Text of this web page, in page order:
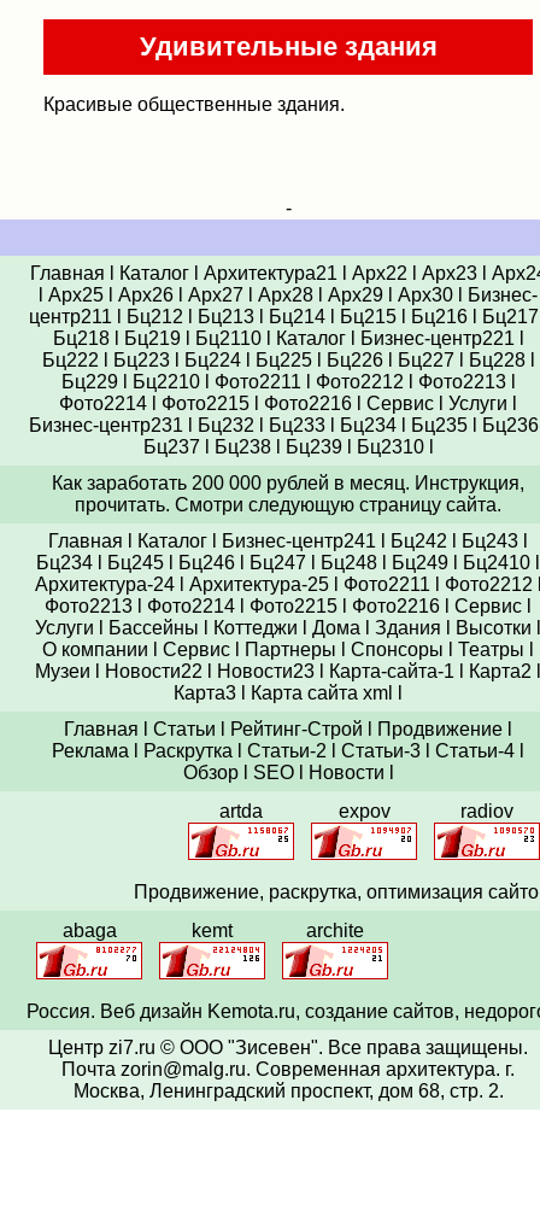
Удивительные здания
Красивые общественные здания.
-
Главная Каталогl Архитектура21 Арх22 Арх23l
Арх25 Арх26 Арх27 Арх28 Арх29 Арх30
Бизнес-
центр211
Бц212 Бц213l Бц214l Бц215l Бц216l Бц217
Бц218l Бц219l Бц2110l Каталогl Бизнес-центр221
Бц222
Бц223l Бц224l Бц225l Бц226l Бц227 Бц228l
Бц229l Бц2210l Фото2211 Фото2212 Фото2213l
Фото2214
Фото2215 Фото2216 Сервис Услуги
Бизнес-центр231
Бц232 Бц233l Бц234l Бц235l Бц236
Бц237
Бц238l Бц239l Бц2310l
Как заработать 200 000 рублей в месяц. Инструкция,
прочитать. Смотри следующую страницу сайта.
Главная
Каталог Бизнес-центр241 Бц242 Бц243
Бц234
Бц245 Бц246 Бц247 Бц248 Бц249 Бц2410
Архитектура-24l Архитектура-25l Фото2211 Фото2212
Фото2213
Фото2214 Фото2215 Фото2216 Сервис
Услуги
Бассейны Коттеджи Дома Здания Высотки
О компании
Сервис Партнеры Спонсоры Театры
Музеи
Новости22 Новости23 Карта-сайта-1 Карта2
Карта3
Карта сайта xml
Главная
Статьи Рейтинг-Строй Продвижение
Реклама
Раскрутка Статьи-2 Статьи-3 Статьи-4
Обзорl SEOl Новости
artda
expov radiov
Продвижение, раскрутка, оптимизация
abaga
kemt archite
Россия. Веб дизайн Kemota.ru, создание сайтов,
Центр zi7.ru © ООО "Зисевен". Все права защищены.
Почта zorin@malg.ru. Современная архитектура. г.
Москва, Ленинградский проспект, дом 68, стр. 2.